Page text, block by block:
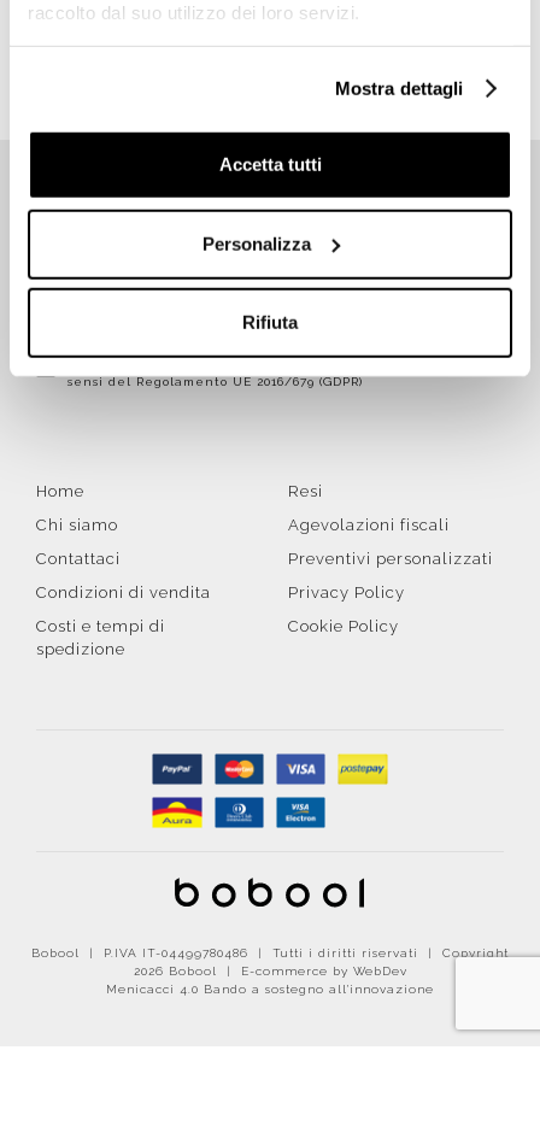
raccolto dal suo utilizzo dei loro servizi.
Mostra dettagli
Accetta tutti
Personalizza
Rifiuta
ISCRIVITI SUBITO ALLA NEWSLETTER
sensi del Regolamento UE 2016/679 (GDPR)
Home
Chi siamo
Contattaci
Condizioni di vendita
Costi e tempi di
spedizione
Resi
Agevolazioni fiscali
Preventivi personalizzati
Privacy Policy
Cookie Policy
Bobool | P.IVA IT-04499780486 | Tutti i diritti riservati | Copyright
2026 Bobool |
E-commerce by WebDev
Menicacci 4.0 Bando a sostegno all'innovazione